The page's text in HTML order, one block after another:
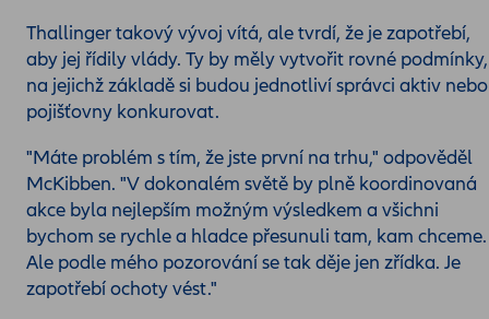
Thallinger takový vývoj vítá, ale tvrdí, že je zapotřebí,
aby jej řídily vlády. Ty by měly vytvořit rovné podmínky,
na jejichž základě si budou jednotliví správci aktiv nebo
pojišťovny konkurovat.
"Máte problém s tím, že jste první na trhu," odpověděl
McKibben. "V dokonalém světě by plně koordinovaná
akce byla nejlepším možným výsledkem a všichni
bychom se rychle a hladce přesunuli tam, kam chceme.
Ale podle mého pozorování se tak děje jen zřídka. Je
zapotřebí ochoty vést."